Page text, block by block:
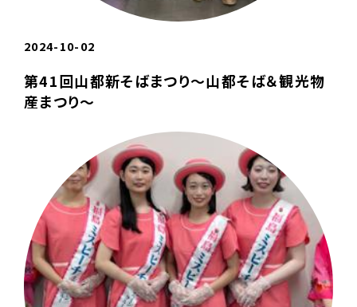
2024-10-02
第41回山都新そばまつり～山都そば＆観光物
産まつり～